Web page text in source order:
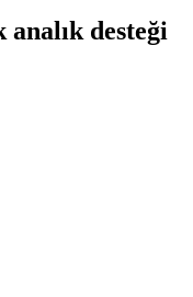
desteği